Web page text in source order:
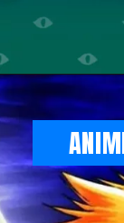
Opening